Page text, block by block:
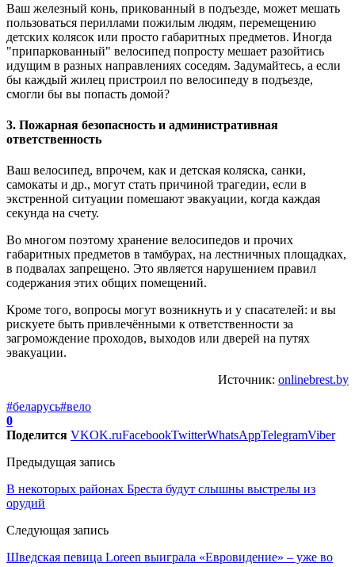
Ваш железный конь, прикованный в подъезде, может мешать
пользоваться периллами пожилым людям, перемещению
детских колясок или просто габаритных предметов. Иногда
"припаркованный" велосипед попросту мешает разойтись
идущим в разных направлениях соседям. Задумайтесь, а если
бы каждый жилец пристроил по велосипеду в подъезде,
смогли бы вы попасть домой?
3. Пожарная безопасность и административная
ответственность
Ваш велосипед, впрочем, как и детская коляска, санки,
самокаты и др., могут стать причиной трагедии, если в
экстренной ситуации помешают эвакуации, когда каждая
секунда на счету.
Во многом поэтому хранение велосипедов и прочих
габаритных предметов в тамбурах, на лестничных площадках,
в подвалах запрещено. Это является нарушением правил
содержания этих общих помещений.
Кроме того, вопросы могут возникнуть и у спасателей: и вы
рискуете быть привлечёнными к ответственности за
загромождение проходов, выходов или дверей на путях
эвакуации.
Источник: onlinebrest.by
#беларусь#вело
0
Поделится VKOK.ruFacebookTwitterWhatsAppTelegramViber
Предыдущая запись
В некоторых районах Бреста будут слышны выстрелы из
орудий
Следующая запись
Шведская певица Loreen выиграла «Евровидение» – уже во